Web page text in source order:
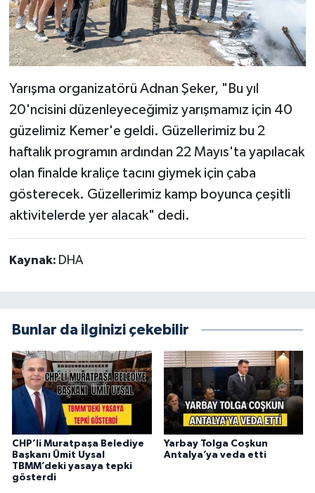
Yarışma organizatörü Adnan Şeker, "Bu yıl
20'ncisini düzenleyeceğimiz yarışmamız için 40
güzelimiz Kemer'e geldi. Güzellerimiz bu 2
haftalık programın ardından 22 Mayıs'ta yapılacak
olan finalde kraliçe tacını giymek için çaba
gösterecek. Güzellerimiz kamp boyunca çeşitli
aktivitelerde yer alacak" dedi.
Kaynak: DHA
Bunlar da ilginizi çekebilir
CHP’li Muratpaşa Belediye
Başkanı Ümit Uysal
TBMM’deki yasaya tepki
gösterdi
Yarbay Tolga Coşkun
Antalya’ya veda etti